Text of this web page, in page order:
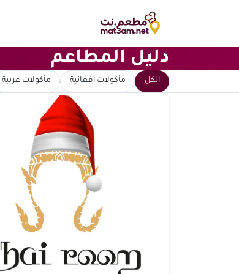
دليل المطاعم
ابحث عن مطعم
الكل مأكولات أفغانية مأكولات عربية
ترتيب حسب